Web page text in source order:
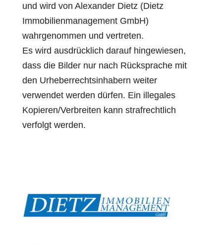
und wird von Alexander Dietz (Dietz
Immobilienmanagement GmbH)
wahrgenommen und vertreten.
Es wird ausdrücklich darauf hingewiesen,
dass die Bilder nur nach Rücksprache mit
den Urheberrechtsinhabern weiter
verwendet werden dürfen. Ein illegales
Kopieren/Verbreiten kann strafrechtlich
verfolgt werden.